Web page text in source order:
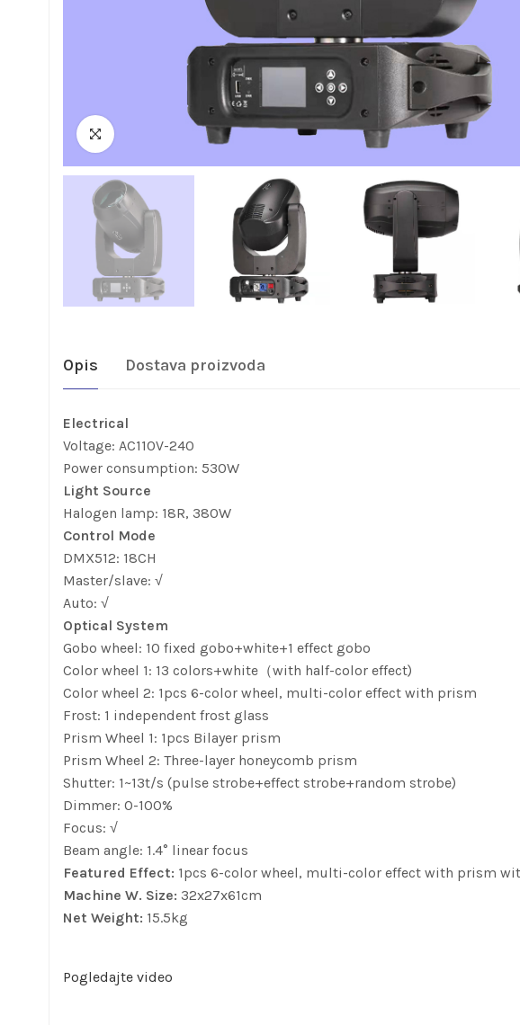
Opis Dostava proizvoda
Electrical
Voltage: AC110V-240
Power consumption: 530W
Light Source
Halogen lamp: 18R, 380W
Control Mode
DMX512: 18CH
Master/slave: √
Auto: √
Optical System
Gobo wheel: 10 fixed gobo+white+1 effect gobo
Color wheel 1: 13 colors+white（with half-color effect)
Color wheel 2: 1pcs 6-color wheel, multi-color effect with prism
Frost: 1 independent frost glass
Prism Wheel 1: 1pcs Bilayer prism
Prism Wheel 2: Three-layer honeycomb prism
Shutter: 1~13t/s (pulse strobe+effect strobe+random strobe)
Dimmer: 0-100%
Focus: √
Beam angle: 1.4° linear focus
Featured Effect: 1pcs 6-color wheel, multi-color effect with prism
Machine W. Size: 32x27x61cm
Net Weight: 15.5kg
Pogledajte video